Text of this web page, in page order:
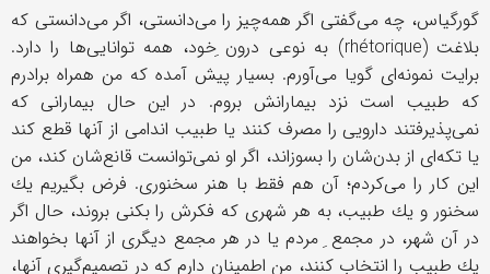
گورگیاس، چه می‌گفتی اگر همه‌چیز را می‌دانستی، اگر می‌دانستی كه
بلاغت (rhétorique) به نوعی درون ِخود، همه توانایی‌ها را دارد.
برایت نمونه‌ای گویا می‌آورم. بسیار پیش آمده كه من همراه برادرم
كه طبیب است نزد بیمارانش بروم. در این حال بیمارانی كه
نمی‌پذیرفتند دارویی را مصرف كنند یا طبیب اندامی از آنها قطع كند
یا تكه‌ای از بدن‌شان را بسوزاند، اگر او نمی‌توانست قانع‌شان كند، من
این كار را می‌كردم؛ آن هم فقط با هنر سخنوری. فرض بگیریم یك
سخنور و یك طبیب، به هر شهری كه فكرش را بكنی بروند، حال اگر
در آن شهر، در مجمع ِ مردم یا در هر مجمع دیگری از آنها بخواهند
یك طبیب را انتخاب كنند، من اطمینان دارم كه در تصمیم‌گیری آنها،